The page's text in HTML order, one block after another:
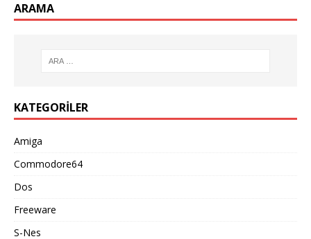
ARAMA
KATEGORILER
Amiga
Commodore64
Dos
Freeware
S-Nes